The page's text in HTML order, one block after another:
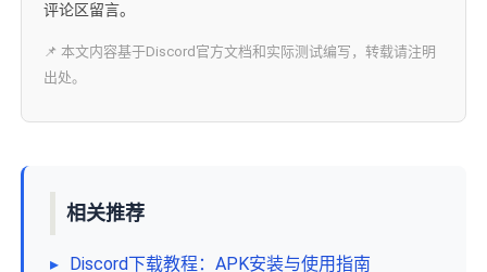
评论区留言。
📌 本文内容基于Discord官方文档和实际测试编写，转载请注明
出处。
相关推荐
▸ Discord下载教程：APK安装与使用指南